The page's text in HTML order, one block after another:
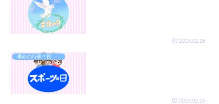
2023.02.25
2023.02.25